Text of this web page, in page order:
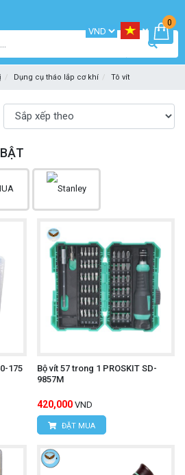
0
Dụng cụ tháo lắp cơ khí Tô vít
175
Bộ vít 57 trong 1 PROSKIT SD-
9857M
420,000 VND
ĐẶT MUA